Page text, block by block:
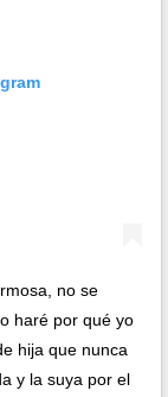
no se
haré por qué yo
hija que nunca
y la suya por el